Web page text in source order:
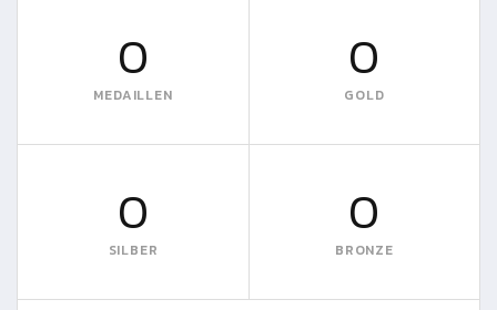
0
MEDAILLEN
0
GOLD
0
SILBER
0
BRONZE